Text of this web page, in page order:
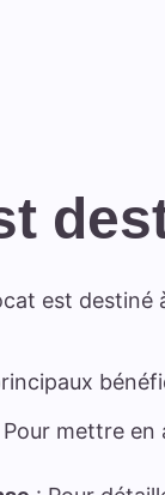
est destiné
Pour mettre en